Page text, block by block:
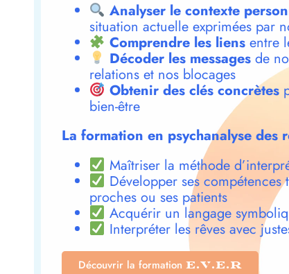
Analyser le contexte
situation actuelle exprimées par
Comprendre les liensentre
Décoder les messagesde
relations et nos blocages
Obtenir des clés concrètes
bien-être
La formation en psychanalyse des
Maîtriser la méthode
Développer ses
proches ou ses patients
Acquérir un langage
Interpréter les rêves avec
Découvrir la formation E.V.E.R